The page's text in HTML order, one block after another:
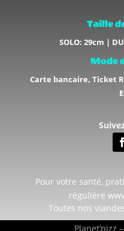
Taille
SOLO: 29cm |
Mode
Carte bancaire, Ticket
Pour votre santé,
régulière
Toutes nos
Planet’pizz –